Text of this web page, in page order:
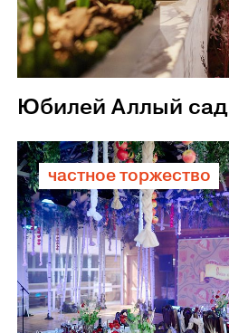
Юбилей Аллый сад
частное торжество